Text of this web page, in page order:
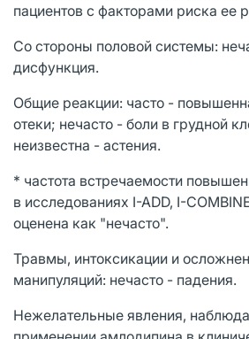
пациентов с факторами риска ее
Со стороны половой системы:
дисфункция.
Общие реакции: часто -
отеки; нечасто - боли в грудной
неизвестна - астения.
* частота встречаемости
в исследованиях I-ADD, I-
оценена как "нечасто".
Травмы, интоксикации и
манипуляций: нечасто - падения.
Нежелательные явления,